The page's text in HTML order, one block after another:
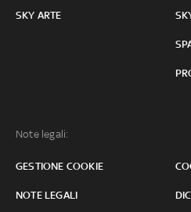
SKY ARTE
Note legali:
GESTIONE COOKIE
NOTE LEGALI